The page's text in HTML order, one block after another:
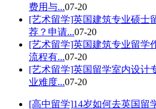
费用与...07-20
[艺术留学]英国建筑专业硕士
荐？申请...07-20
[艺术留学]英国建筑专业留学
流程有...07-20
[艺术留学]英国留学室内设计
业难度...07-20
[高中留学]14岁如何去英国留